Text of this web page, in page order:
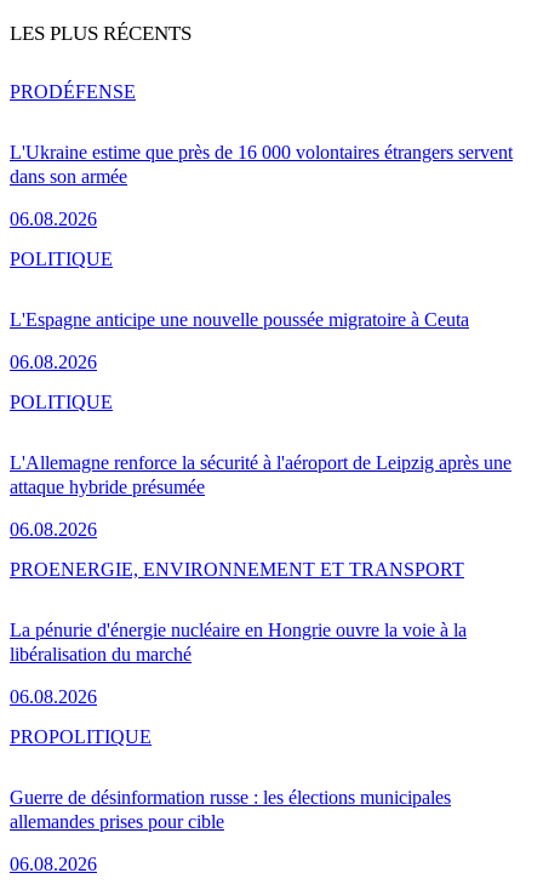
LES PLUS RÉCENTS
L'Ukraine estime que près de 16 000 volontaires étrangers servent
dans son armée
06.08.2026
PRODÉFENSE
L'Espagne anticipe une nouvelle poussée migratoire à Ceuta
06.08.2026
POLITIQUE
L'Allemagne renforce la sécurité à l'aéroport de Leipzig après une
attaque hybride présumée
06.08.2026
POLITIQUE
La pénurie d'énergie nucléaire en Hongrie ouvre la voie à la
libéralisation du marché
06.08.2026
PROENERGIE, ENVIRONNEMENT ET TRANSPORT
Guerre de désinformation russe : les élections municipales
allemandes prises pour cible
06.08.2026
PROPOLITIQUE